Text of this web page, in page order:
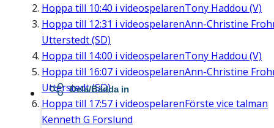
Hoppa till 10:40 i videospelarenTony Haddou (V)
Hoppa till 12:31 i videospelarenAnn-Christine
Utterstedt (SD)
Hoppa till 14:00 i videospelarenTony Haddou (V)
Hoppa till 16:07 i videospelarenAnn-Christine
Utterstedt (SD)
Hoppa till 17:57 i videospelarenFörste vice talman
Kenneth G Forslund
Dela/Bädda in